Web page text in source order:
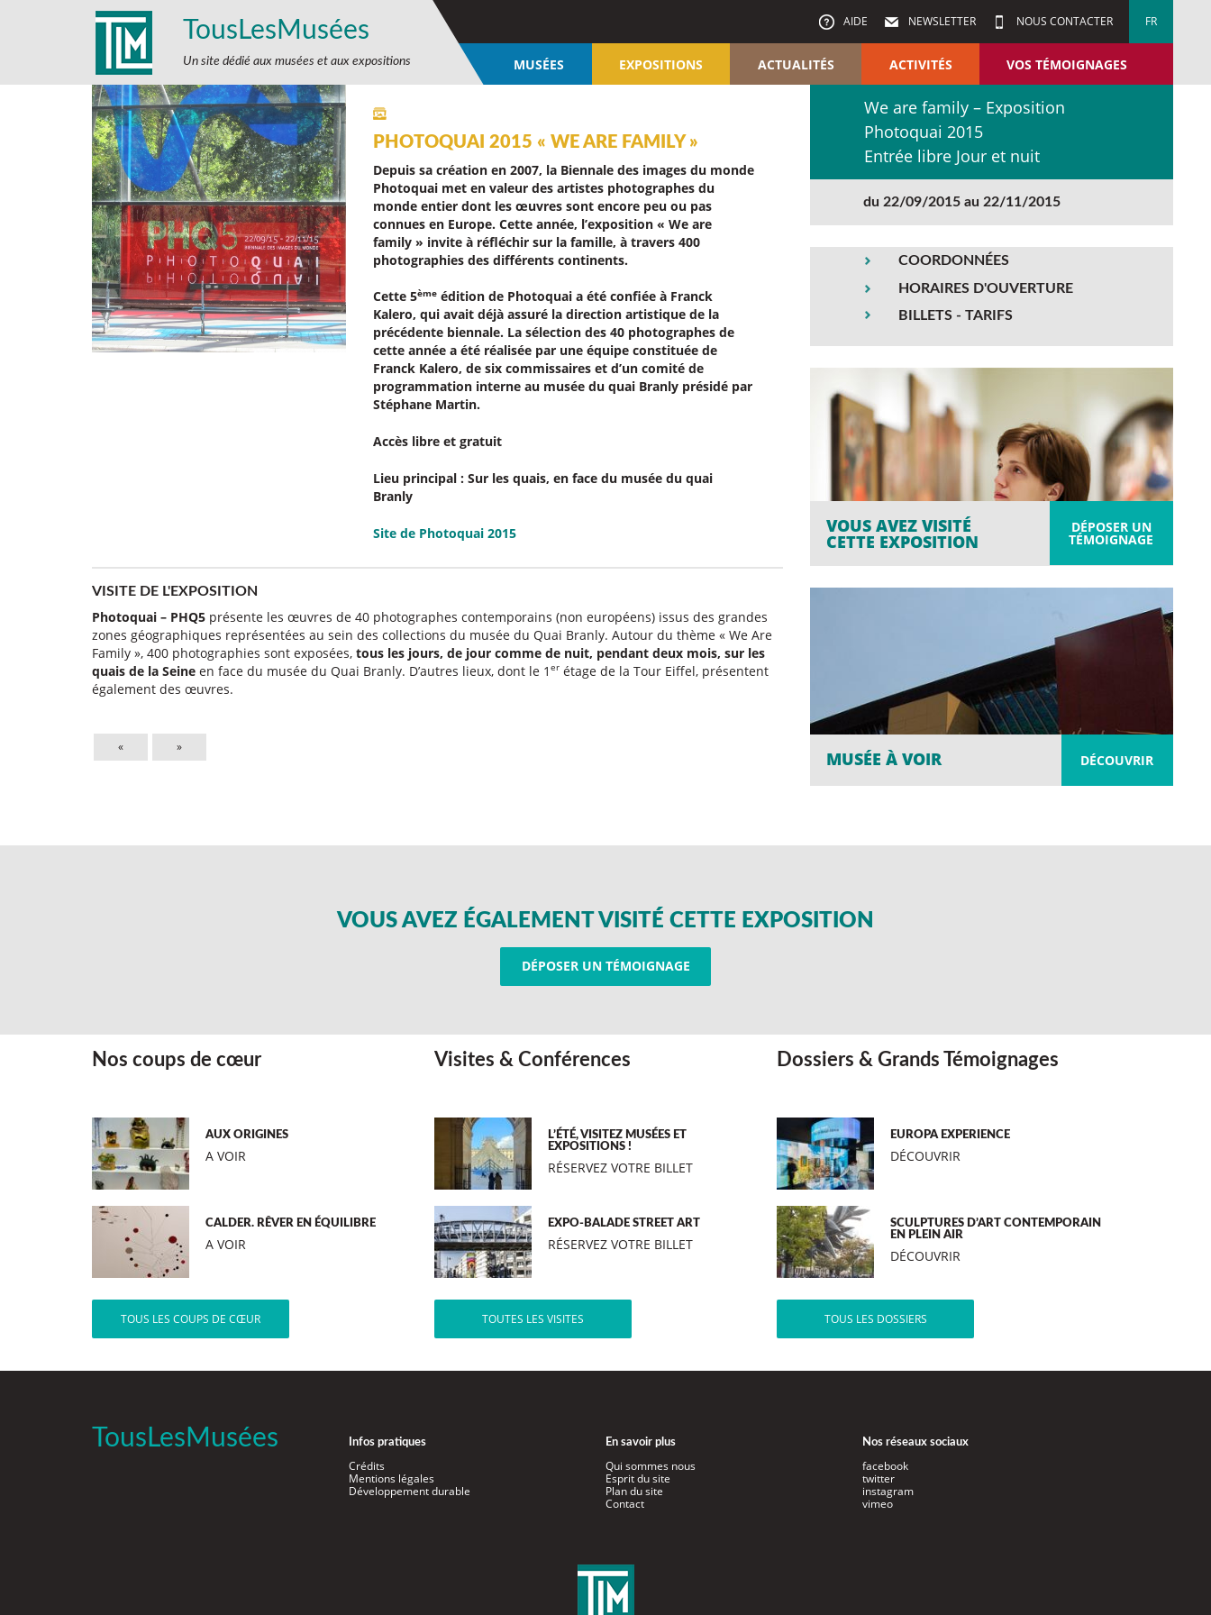
TousLesMusées
Un site dédié aux musées et aux expositions
AIDE NEWSLETTER NOUS CONTACTER FR
MUSÉES EXPOSITIONS ACTUALITÉS ACTIVITÉS VOS TÉMOIGNAGES
PHOTOQUAI 2015 « WE ARE FAMILY »
Depuis sa création en 2007, la Biennale des images du monde
Photoquai met en valeur des artistes photographes du
monde entier dont les œuvres sont encore peu ou pas
connues en Europe. Cette année, l’exposition « We are
family » invite à réfléchir sur la famille, à travers 400
photographies des différents continents.
Cette 5ème édition de Photoquai a été confiée à Franck
Kalero, qui avait déjà assuré la direction artistique de la
précédente biennale. La sélection des 40 photographes de
cette année a été réalisée par une équipe constituée de
Franck Kalero, de six commissaires et d’un comité de
programmation interne au musée du quai Branly présidé par
Stéphane Martin.
Accès libre et gratuit
Lieu principal : Sur les quais, en face du musée du quai
Branly
Site de Photoquai 2015
VISITE DE L'EXPOSITION
Photoquai – PHQ5 présente les œuvres de 40 photographes contemporains (non européens) issus des grandes
zones géographiques représentées au sein des collections du musée du Quai Branly. Autour du thème « We Are
Family », 400 photographies sont exposées, tous les jours, de jour comme de nuit, pendant deux mois, sur les
quais de la Seine en face du musée du Quai Branly. D’autres lieux, dont le 1 er étage de la Tour Eiffel, présentent
également des œuvres.
« »
We are family – Exposition
Photoquai 2015
Entrée libre Jour et nuit
du 22/09/2015 au 22/11/2015
COORDONNÉES
HORAIRES D'OUVERTURE
BILLETS - TARIFS
DÉPOSER UN
TÉMOIGNAGE
VOUS AVEZ VISITÉ
CETTE EXPOSITION
DÉCOUVRIR
MUSÉE À VOIR
VOUS AVEZ ÉGALEMENT VISITÉ CETTE EXPOSITION
DÉPOSER UN TÉMOIGNAGE
Nos coups de cœur
AUX ORIGINES
A VOIR
CALDER. RÊVER EN ÉQUILIBRE
A VOIR
TOUS LES COUPS DE CŒUR
Visites & Conférences
L’ÉTÉ, VISITEZ MUSÉES ET
EXPOSITIONS !
RÉSERVEZ VOTRE BILLET
EXPO-BALADE STREET ART
RÉSERVEZ VOTRE BILLET
TOUTES LES VISITES
Dossiers & Grands Témoignages
EUROPA EXPERIENCE
DÉCOUVRIR
SCULPTURES D’ART CONTEMPORAIN
EN PLEIN AIR
DÉCOUVRIR
TOUS LES DOSSIERS
TousLesMusées Infos pratiques
Crédits
Mentions légales
Développement durable
En savoir plus
Qui sommes nous
Esprit du site
Plan du site
Contact
Nos réseaux sociaux
facebook
twitter
instagram
vimeo